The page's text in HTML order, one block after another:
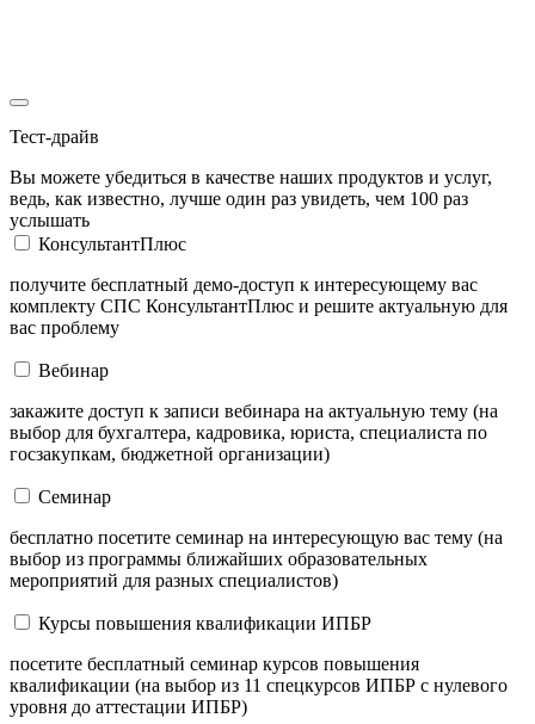
Тест-драйв
Вы можете убедиться в качестве наших продуктов и услуг,
ведь, как известно, лучше один раз увидеть, чем 100 раз
услышать
КонсультантПлюс
получите бесплатный демо-доступ к интересующему вас
комплекту СПС КонсультантПлюс и решите актуальную для
вас проблему
Вебинар
закажите доступ к записи вебинара на актуальную тему (на
выбор для бухгалтера, кадровика, юриста, специалиста по
госзакупкам, бюджетной организации)
Семинар
бесплатно посетите семинар на интересующую вас тему (на
выбор из программы ближайших образовательных
мероприятий для разных специалистов)
Курсы повышения квалификации ИПБР
посетите бесплатный семинар курсов повышения
квалификации (на выбор из 11 спецкурсов ИПБР с нулевого
уровня до аттестации ИПБР)